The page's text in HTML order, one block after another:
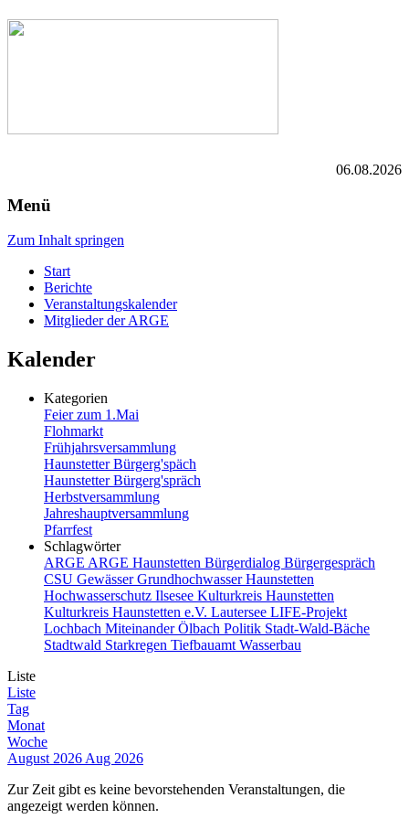
06.08.2026
Menü
Zum Inhalt springen
Start
Berichte
Veranstaltungskalender
Mitglieder der ARGE
Kalender
Kategorien
Feier zum 1.Mai
Flohmarkt
Frühjahrsversammlung
Haunstetter Bürgerg'späch
Haunstetter Bürgerg'spräch
Herbstversammlung
Jahreshauptversammlung
Pfarrfest
Schlagwörter
ARGE ARGE Haunstetten Bürgerdialog Bürgergespräch
CSU GewässerGrundhochwasserHaunstetten
Hochwasserschutz Ilsesee Kulturkreis Haunstetten
Kulturkreis Haunstetten e.V. Lautersee LIFE-Projekt
Lochbach MiteinanderÖlbach Politik Stadt-Wald-Bäche
Stadtwald Starkregen Tiefbauamt Wasserbau
Liste
Liste
Tag
Monat
Woche
August 2026 Aug 2026
Zur Zeit gibt es keine bevorstehenden Veranstaltungen, die
angezeigt werden können.